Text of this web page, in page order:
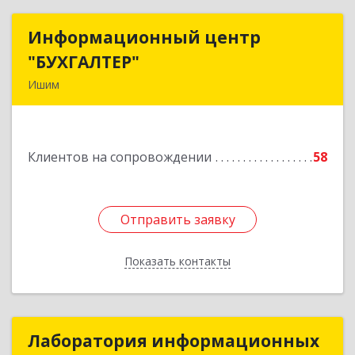
Информационный центр
"БУХГАЛТЕР"
Ишим
Клиентов на сопровождении 58
Отправить заявку
Показать контакты
Информационный центр
Подробнее
Отправить заявку
Назад
Лаборатория информационных
Лаборатория информационных